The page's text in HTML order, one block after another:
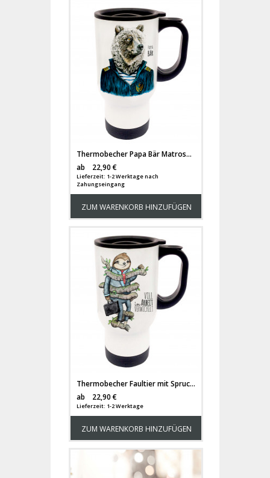
Thermobecher Papa Bär Matrose Kaptain Seebär tb033
ab
22,90 €
Lieferzeit: 1-2 Werktage nach
Zahungseingang
ZUM WARENKORB HINZUFÜGEN
Thermobecher Faultier mit Spruch voll in Arbeit verwickelt tb050
ab
22,90 €
Lieferzeit: 1-2 Werktage
ZUM WARENKORB HINZUFÜGEN